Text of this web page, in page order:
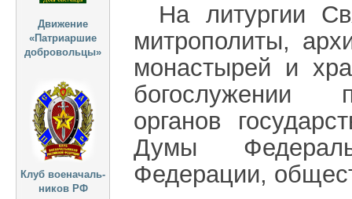
На литургии
митрополиты,
монастырей и
богослужении
органов
Думы
Федерации,
Движение
«Патриаршие
добровольцы»
Клуб военачаль-
ников РФ